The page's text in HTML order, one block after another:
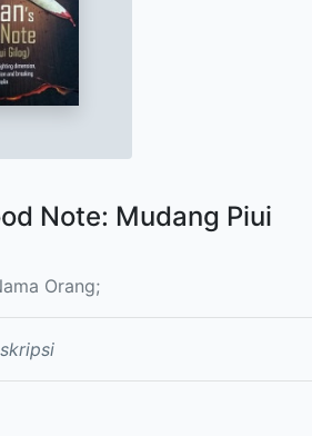
Note: Mudang Piui
Orang;